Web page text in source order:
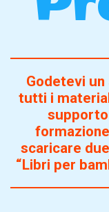
Godetevi
tutti i
scaricare
“Libri per